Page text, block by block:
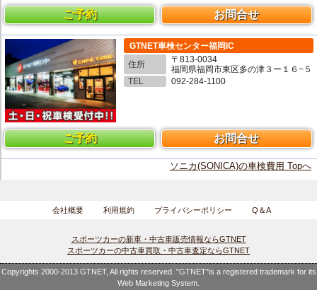
ご予約 お問合せ
GTNET車検センター福岡IC
住所
〒813-0034
福岡県福岡市東区多の津３ー１６−５
TEL
092-284-1100
ご予約 お問合せ
ソニカ(SONICA)の車検費用 Topへ
会社概要 利用規約 プライバシーポリシー Q＆A
スポーツカーの新車・中古車販売情報ならGTNET
スポーツカーの中古車買取・中古車査定ならGTNET
Copyrights 2000-2013 GTNET, All rights reserved. "GTNET"is a registered trademark for its
Web Marketing System.